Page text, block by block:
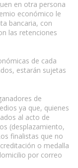
en otra persona
económico le
bancaria, con
las retenciones
de cada
estarán sujetas
de
ya que, quienes
al acto de
(desplazamiento,
finalistas que no
o medalla
por correo